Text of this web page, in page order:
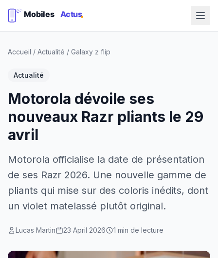
Accueil / Actualité / Galaxy z flip
Actualité
Motorola dévoile ses
nouveaux Razr pliants le 29
avril
Motorola officialise la date de présentation
de ses Razr 2026. Une nouvelle gamme de
pliants qui mise sur des coloris inédits, dont
un violet matelassé plutôt original.
Lucas Martin 23 April 2026 1 min de lecture